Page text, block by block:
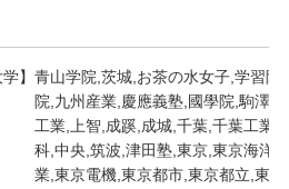
学】青山学院,茨城,お茶の水女子,学習院
院,九州産業,慶應義塾,國學院,駒澤,
工業,上智,成蹊,成城,千葉,千葉工業,
科,中央,筑波,津田塾,東京,東京海洋,
業,東京電機,東京都市,東京都立,東